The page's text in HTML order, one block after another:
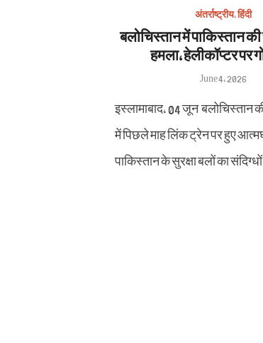
अंतर्राष्ट्रीय,हिंदी
बलोचिस्तान में पाकिस्तान
हमला, हेलीकॉप्टर पर
Posted
on
June 4, 2026
इस्लामाबाद, 04 जून बलोचिस्तान
में पिछले माह लिंक ट्रेन पर हुए
पाकिस्तान के सुरक्षा बलों का